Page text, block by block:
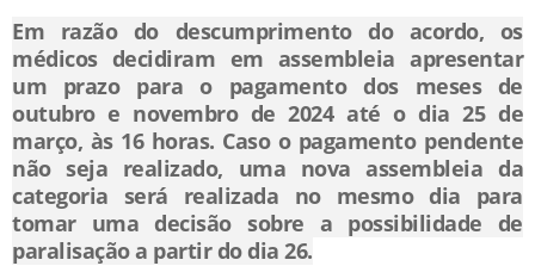
Em razão do descumprimento do acordo, os
médicos decidiram em assembleia apresentar
um prazo para o pagamento dos meses de
outubro e novembro de 2024 até o dia 25 de
março, às 16 horas. Caso o pagamento pendente
não seja realizado, uma nova assembleia da
categoria será realizada no mesmo dia para
tomar uma decisão sobre a possibilidade de
paralisação a partir do dia 26.